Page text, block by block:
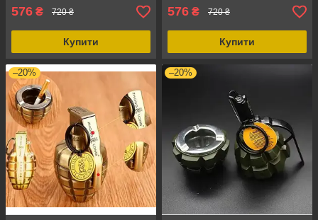
576 ₴ 720 ₴
Купити
576 ₴ 720 ₴
Купити
–20% –20%